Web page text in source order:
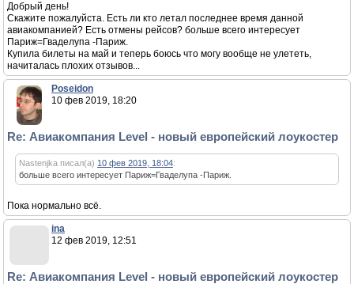
Добрый день!
Скажите пожалуйста. Есть ли кто летал последнее время данной
авиакомпанией? Есть отмены рейсов? больше всего интересует
Париж=Гваделупа -Париж.
Купила билеты на май и теперь боюсь что могу вообще не улететь,
начиталась плохих отзывов...
Poseidon
10 фев 2019, 18:20
Re: Авиакомпания Level - новый европейский лоукостер
Nastenjka писал(а) 10 фев 2019, 18:04:
больше всего интересует Париж=Гваделупа -Париж.
Пока нормально всё.
ina
12 фев 2019, 12:51
Re: Авиакомпания Level - новый европейский лоукостер